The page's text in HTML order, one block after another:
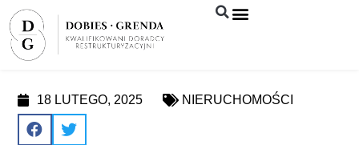
18 LUTEGO, 2025 NIERUCHOMOŚCI